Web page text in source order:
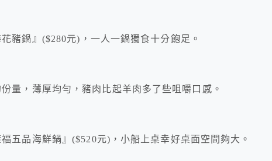
豬鍋』($280元)，一人一鍋獨食十分飽足。
量，薄厚均勻，豬肉比起羊肉多了些咀嚼口感。
五品海鮮鍋』($520元)，小船上桌幸好桌面空間夠大。